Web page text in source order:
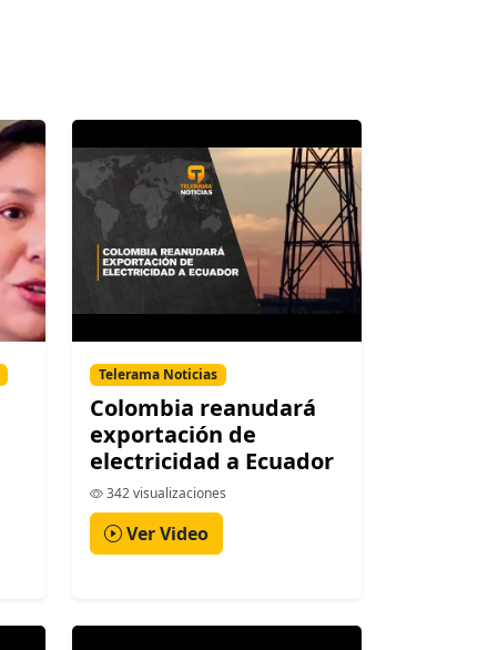
Telerama Noticias
Colombia reanudará
exportación de
electricidad a Ecuador
342 visualizaciones
Ver Video